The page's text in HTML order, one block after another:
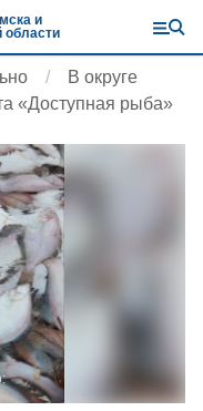
и
области
В округе
«Доступная рыба»